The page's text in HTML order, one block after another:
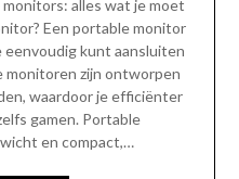
alles wat je moet
Een portable monitor
eenvoudig kunt aansluiten
monitoren zijn ontworpen
waardoor je efficiënter
gamen. Portable
en compact,…